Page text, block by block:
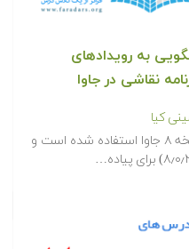
به رویدادهای
نقاشی در جاوا
کیا
در این مجموعه آموزشی، از نسخه ۸ جاوا استفاده شده است و